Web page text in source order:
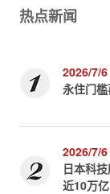
热点新闻
2026/7/6
永住门
2026/7/6
日本科
近10万